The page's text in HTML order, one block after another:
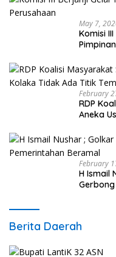
May 7,
Komisi
February
RDP
Aneka
February
H Ismail
Berita Daerah